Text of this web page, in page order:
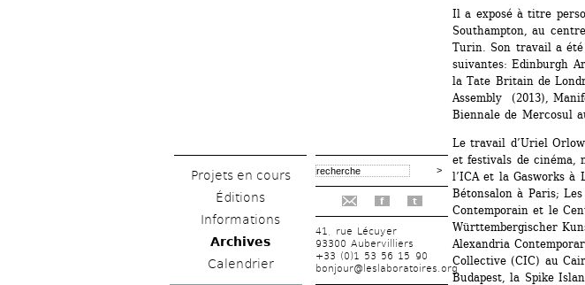
Projets en cours
Éditions
Informations
Archives
Calendrier
f t
41, rue Lécuyer
93300 Aubervilliers
+33 (0)1 53 56 15 90
bonjour@leslaboratoires.org
Il a exposé à titre
Southampton, au
Turin. Son travail a été
suivantes: Edinburgh
la Tate Britain de
Assembly (2013),
Biennale de Mercosul
Le travail d’Uriel
et festivals de cinéma,
l’ICA et la Gasworks à
Bétonsalon à Paris;
Contemporain et le
Württembergischer
Alexandria
Collective (CIC) au
Budapest, la Spike